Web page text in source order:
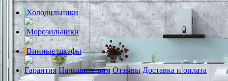
Холодильники
Морозильники
Винные шкафы
Гарантия Напишите нам Отзывы Доставка и оплата